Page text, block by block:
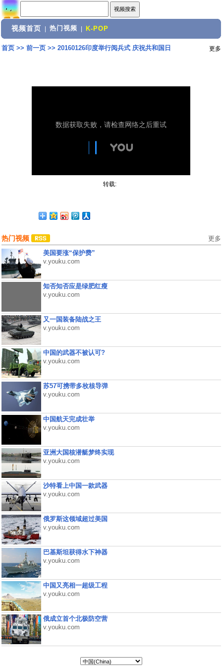
视频首页 热门视频 K-POP
首页>> 前一页>> 20160126印度举行阅兵式 庆祝共和国日 更多
转载:
热门视频 更多
美国要涨“保护费”
v.youku.com
知否知否应是绿肥红瘦
v.youku.com
又一国装备陆战之王
v.youku.com
中国的武器不被认可?
v.youku.com
苏57可携带多枚核导弹
v.youku.com
中国航天完成壮举
v.youku.com
亚洲大国核潜艇梦终实现
v.youku.com
沙特看上中国一款武器
v.youku.com
俄罗斯这领域超过美国
v.youku.com
巴基斯坦获得水下神器
v.youku.com
中国又亮相一超级工程
v.youku.com
俄成立首个北极防空营
v.youku.com